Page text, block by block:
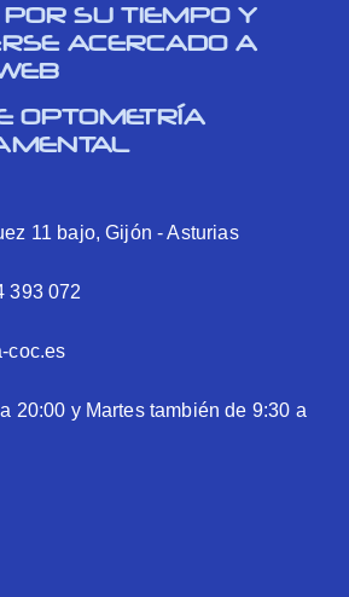
POR SU TIEMPO Y
ACERCADO A
OPTOMETRÍA
11 bajo, Gijón - Asturias
393 072
coc.es
20:00 y Martes también de 9:30 a